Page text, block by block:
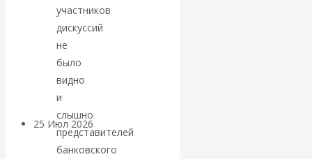
Может ли
Америка
покинуть НАТО?
25 Июл 2026
интервью и беседы
участников
дискуссий
не
было
видно
и
слышно
представителей
банковского